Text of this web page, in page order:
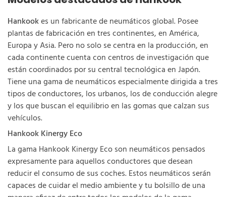
Hankookes un fabricante de neumáticos global. Posee
plantas de fabricación en tres continentes, en América,
Europa y Asia. Pero no solo se centra en la producción, en
cada continente cuenta con centros de investigación que
están coordinados por su central tecnológica en Japón.
Tiene una gama de neumáticos especialmente dirigida a tres
tipos de conductores, los urbanos, los de conducción alegre
y los que buscan el equilibrio en las gomas que calzan sus
vehículos.
Hankook Kinergy Eco
La gama Hankook Kinergy Eco son neumáticos pensados
expresamente para aquellos conductores que desean
reducir el consumo de sus coches. Estos neumáticos serán
capaces de cuidar el medio ambiente y tu bolsillo de una